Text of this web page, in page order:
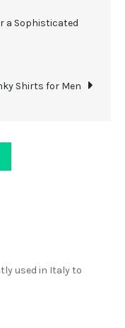
a Sophisticated
Shirts for Men
used in Italy to